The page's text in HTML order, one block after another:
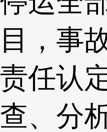
目，事
责任认
查、分